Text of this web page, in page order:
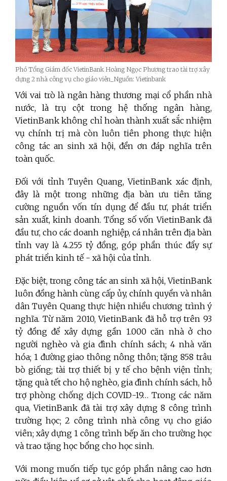
Phó Tổng Giám đốc VietinBank Hoàng Ngọc Phương trao tài trợ xây
dựng 2 nhà công vụ cho giáo viên_Nguồn: Vietinbank
Với vai trò là ngân hàng thương mại cổ phần nhà
nước, là trụ cột trong hệ thống ngân hàng,
VietinBank không chỉ hoàn thành xuất sắc nhiệm
vụ chính trị mà còn luôn tiên phong thực hiện
công tác an sinh xã hội, đền ơn đáp nghĩa trên
toàn quốc.
Đối với tỉnh Tuyên Quang, VietinBank xác định,
đây là một trong những địa bàn ưu tiên tăng
cường nguồn vốn tín dụng để đầu tư, phát triển
sản xuất, kinh doanh. Tổng số vốn VietinBank đã
đầu tư, cho các doanh nghiệp, cá nhân trên địa bàn
tỉnh vay là 4.255 tỷ đồng, góp phần thúc đẩy sự
phát triển kinh tế - xã hội của tỉnh.
Đặc biệt, trong công tác an sinh xã hội, VietinBank
luôn đồng hành cùng cấp ủy, chính quyền và nhân
dân Tuyên Quang thực hiện nhiều chương trình ý
nghĩa. Từ năm 2010, VietinBank đã hỗ trợ trên 93
tỷ đồng để xây dựng gần 1.000 căn nhà ở cho
người nghèo và gia đình chính sách; 4 nhà văn
hóa; 1 đường giao thông nông thôn; tặng 858 trâu
bò giống; tài trợ thiết bị y tế cho bệnh viện tỉnh;
tặng quà tết cho hộ nghèo, gia đình chính sách, hỗ
trợ phòng chống dịch COVID-19… Trong các năm
qua, VietinBank đã tài trợ xây dựng 8 công trình
trường học; 2 công trình nhà công vụ cho giáo
viên; xây dựng 1 công trình bếp ăn cho trường học
và trao tặng học bổng cho học sinh.
Với mong muốn tiếp tục góp phần nâng cao hơn